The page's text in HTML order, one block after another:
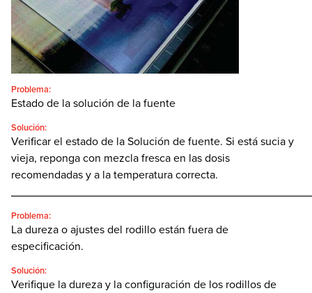
Español
SEARCH
Problema:
Estado de la solución de la fuente
Solución:
Verificar el estado de la Solución de fuente. Si está sucia y
vieja, reponga con mezcla fresca en las dosis
recomendadas y a la temperatura correcta.
Problema:
La dureza o ajustes del rodillo están fuera de
especificación.
Solución:
Verifique la dureza y la configuración de los rodillos de